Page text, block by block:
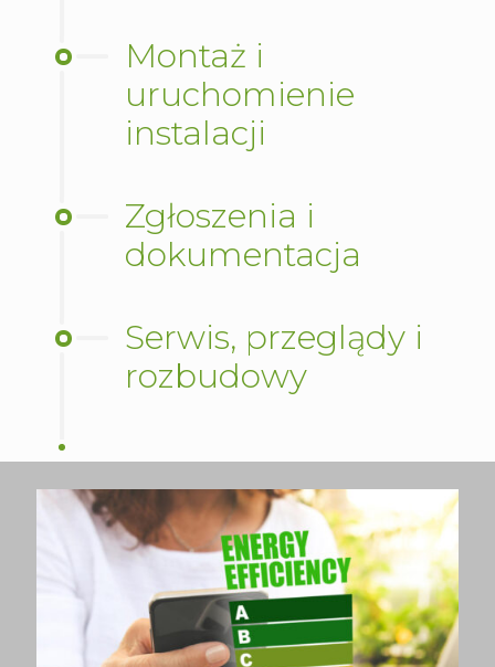
Montaż i
uruchomienie
instalacji
Zgłoszenia i
dokumentacja
Serwis, przeglądy i
rozbudowy